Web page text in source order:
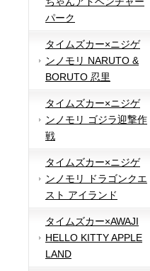
パーク
タイムズカー×ニジゲ
ンノモリ NARUTO &
BORUTO 忍里
タイムズカー×ニジゲ
ンノモリ ゴジラ迎撃作
戦
タイムズカー×ニジゲ
ンノモリ ドラゴンクエ
スト アイランド
タイムズカー×AWAJI
HELLO KITTY APPLE
LAND